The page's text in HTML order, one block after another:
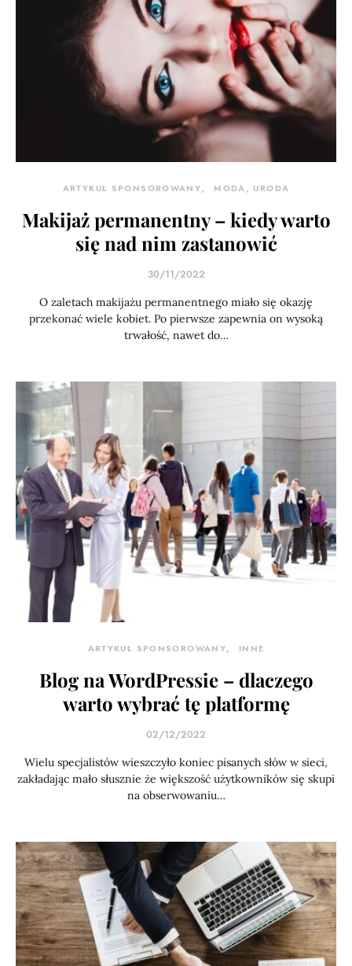
ARTYKUŁ SPONSOROWANY MODA, URODA
Makijaż permanentny – kiedy warto
się nad nim zastanowić
30/11/2022
O zaletach makijażu permanentnego miało się okazję
przekonać wiele kobiet. Po pierwsze zapewnia on wysoką
trwałość, nawet do…
ARTYKUŁ SPONSOROWANY INNE
Blog na WordPressie – dlaczego
warto wybrać tę platformę
02/12/2022
Wielu specjalistów wieszczyło koniec pisanych słów w sieci,
zakładając mało słusznie że większość użytkowników się skupi
na obserwowaniu…